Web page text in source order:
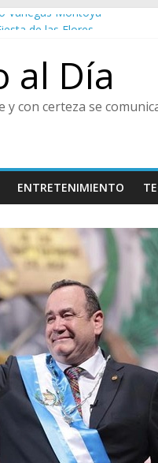
Vanegas Montoya
y Centro de Historia de
Pedro Juan González
al Día
y con certeza se
ENTRETENIMIENTO